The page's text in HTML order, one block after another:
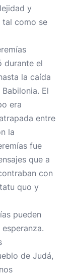
y
tal como se
durante el
la caída
El
era
entre
la
fue
que a
con
quo y
pueden
de Judá,